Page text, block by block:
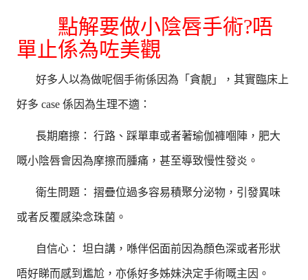
點解要做小陰唇手術?唔
單止係為咗美觀
好多人以為做呢個手術係因為「貪靚」，其實臨床上
好多 case 係因為生理不適：
長期磨擦： 行路、踩單車或者著瑜伽褲嗰陣，肥大
嘅小陰唇會因為摩擦而腫痛，甚至導致慢性發炎。
衛生問題： 摺疊位過多容易積聚分泌物，引發異味
或者反覆感染念珠菌。
自信心： 坦白講，喺伴侶面前因為顏色深或者形狀
唔好睇而感到尷尬，亦係好多姊妹決定手術嘅主因。